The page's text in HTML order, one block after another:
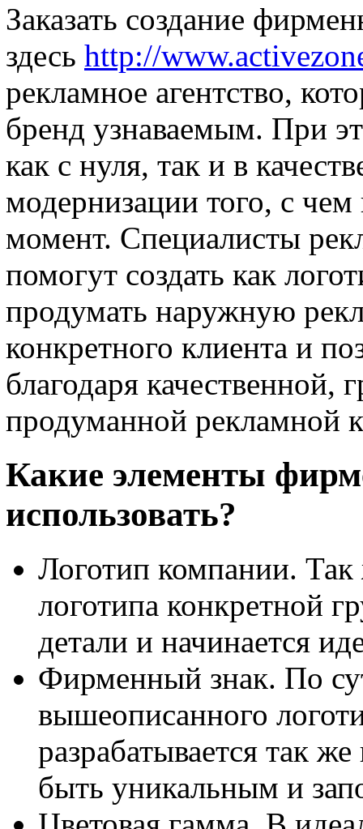
Заказать создание
здесь http://
рекламное агентство,
бренд узнаваемым. При
как с нуля, так и в
модернизации того, с
момент. Специалисты
помогут создать как
продумать наружную
конкретного клиента и
благодаря
продуманной рекламной
Какие элементы
использовать?
Логотип компании.
логотипа конкретной
детали и начинается
Фирменный знак. По
вышеописанного
разрабатывается так
быть уникальным и